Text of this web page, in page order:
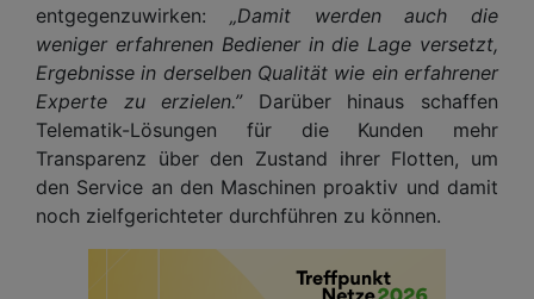
entgegenzuwirken: „Damit werden auch die
weniger erfahrenen Bediener in die Lage versetzt,
Ergebnisse in derselben Qualität wie ein erfahrener
Experte zu erzielen.”Darüber hinaus schaffen
Telematik-Lösungen für die Kunden mehr
Transparenz über den Zustand ihrer Flotten, um
den Service an den Maschinen proaktiv und damit
noch zielfgerichteter durchführen zu können.